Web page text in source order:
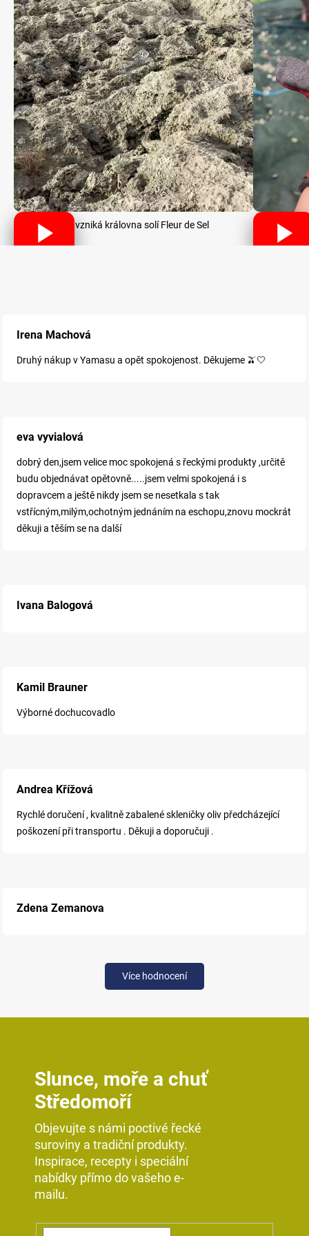
Jak vzniká královna solí Fleur de Sel
Irena Machová
Druhý nákup v Yamasu a opět spokojenost. Děkujeme 🫒🤍
eva vyvialová
dobrý den,jsem velice moc spokojená s řeckými produkty ,určitě
budu objednávat opětovně.....jsem velmi spokojená i s
dopravcem a ještě nikdy jsem se nesetkala s tak
vstřícným,milým,ochotným jednáním na eschopu,znovu mockrát
děkuji a těším se na další
Ivana Balogová
Kamil Brauner
Výborné dochucovadlo
Andrea Křížová
Rychlé doručení , kvalitně zabalené skleničky oliv předcházející
poškození při transportu . Děkuji a doporučuji .
Zdena Zemanova
Více hodnocení
Slunce, moře a chuť
Středomoří
Objevujte s námi poctivé řecké
suroviny a tradiční produkty.
Inspirace, recepty i speciální
nabídky přímo do vašeho e-
mailu.